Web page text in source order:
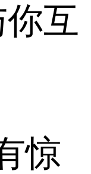
互
惊